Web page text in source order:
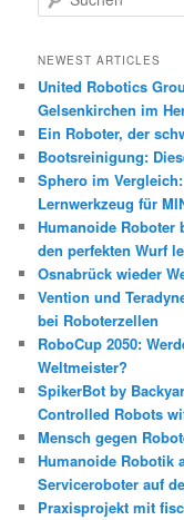
u
h
n
NEWEST ARTICLES
United Robotics
Gelsenkirchen im
Ein Roboter, der
Bootsreinigung:
Sphero im
Lernwerkzeug für
Humanoide Roboter
den perfekten Wurf
Osnabrück wieder
Vention und
bei Roboterzellen
RoboCup 2050:
Weltmeister?
SpikerBot by
Controlled Robots
Mensch gegen
Humanoide Robotik
Serviceroboter auf
Praxisprojekt mit